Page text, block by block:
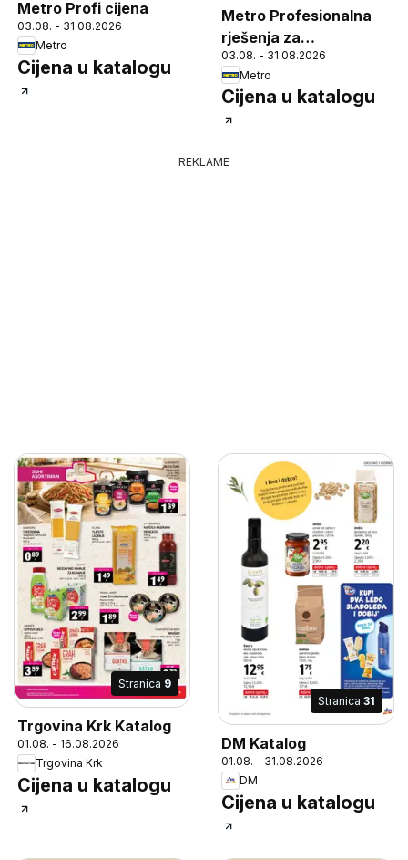
Metro Profi cijena
03.08. - 31.08.2026
Metro
Cijena u katalogu
Metro Profesionalna
rješenja za
ugostiteljstvo
03.08. - 31.08.2026
Metro
Cijena u katalogu
REKLAME
Stranica 9
Trgovina Krk Katalog
01.08. - 16.08.2026
Trgovina Krk
Cijena u katalogu
Stranica 31
DM Katalog
01.08. - 31.08.2026
DM
Cijena u katalogu